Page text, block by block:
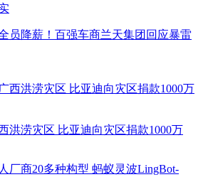
员降薪！百强车商兰天集团回应暴雷
洪涝灾区 比亚迪向灾区捐款1000万